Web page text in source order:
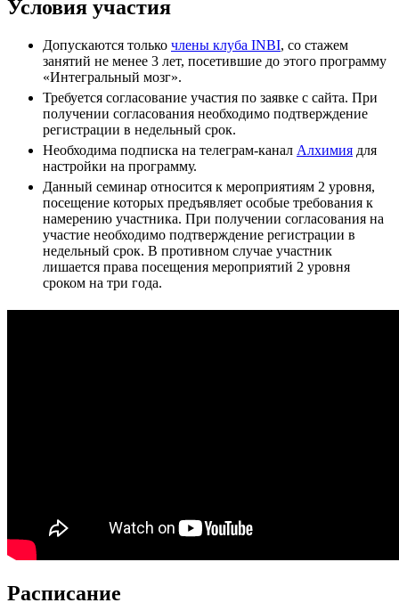
Условия участия
Допускаются только члены клуба INBI, со стажем
занятий не менее 3 лет, посетившие до этого программу
«Интегральный мозг».
Требуется согласование участия по заявке с сайта. При
получении согласования необходимо подтверждение
регистрации в недельный срок.
Необходима подписка на телеграм-канал Алхимия для
настройки на программу.
Данный семинар относится к мероприятиям 2 уровня,
посещение которых предъявляет особые требования к
намерению участника. При получении согласования на
участие необходимо подтверждение регистрации в
недельный срок. В противном случае участник
лишается права посещения мероприятий 2 уровня
сроком на три года.
Расписание